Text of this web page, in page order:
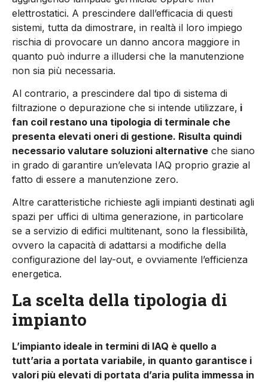
elettrostatici. A prescindere dall’efficacia di questi
sistemi, tutta da dimostrare, in realtà il loro impiego
rischia di provocare un danno ancora maggiore in
quanto può indurre a illudersi che la manutenzione
non sia più necessaria.
Al contrario, a prescindere dal tipo di sistema di
filtrazione o depurazione che si intende utilizzare, i
fan coil restano una tipologia di terminale che
presenta elevati oneri di gestione. Risulta quindi
necessario valutare soluzioni alternative che siano
in grado di garantire un’elevata IAQ proprio grazie al
fatto di essere a manutenzione zero.
Altre caratteristiche richieste agli impianti destinati agli
spazi per uffici di ultima generazione, in particolare
se a servizio di edifici multitenant, sono la flessibilità,
ovvero la capacità di adattarsi a modifiche della
configurazione del lay-out, e ovviamente l’efficienza
energetica.
La scelta della tipologia di
impianto
L’impianto ideale in termini di IAQ è quello a
tutt’aria a portata variabile, in quanto garantisce i
valori più elevati di portata d’aria pulita immessa in